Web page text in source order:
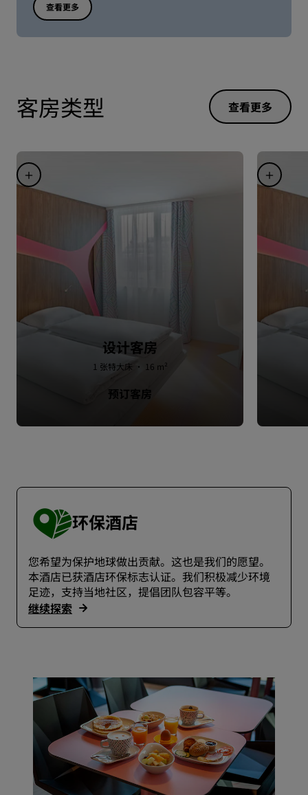
查看更多
客房类型 查看更多
设计客房
1 张特大床 · 16 m²
预订客房
环保酒店
您希望为保护地球做出贡献。这也是我们的愿望。
本酒店已获酒店环保标志认证。我们积极减少环境
足迹，支持当地社区，提倡团队包容平等。
继续探索